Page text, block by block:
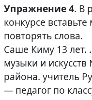
Упражнение 4. В
конкурсе
повторять слова.
Саше Киму 13 лет.
музыки и
района. учитель
— педагог по